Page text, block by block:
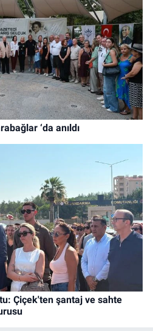
‘da anıldı
Çiçek'ten şantaj ve sahte